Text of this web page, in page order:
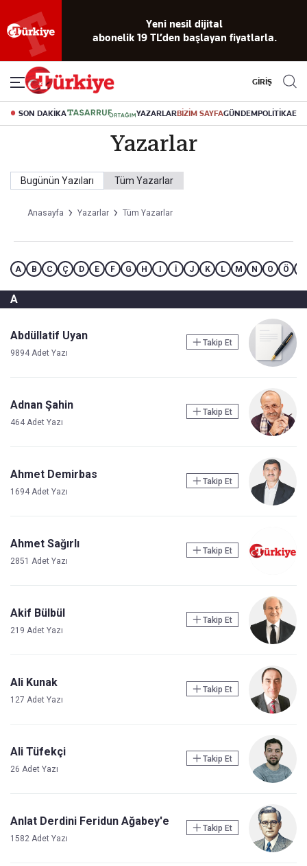
Yeni nesil dijital
abonelik 19 TL’den başlayan fiyatlarla.
GİRİŞ
SON DAKİKA YAZARLARBİZİM SAYFAGÜNDEMPOLİTİKA
Yazarlar
Bugünün Yazıları Tüm Yazarlar
Anasayfa Yazarlar Tüm Yazarlar
A B C Ç D E F G H I İ J K L M N O Ö
A
Abdüllatif Uyan
9894 Adet Yazı
Takip Et
Adnan Şahin
464 Adet Yazı
Takip Et
Ahmet Demirbas
1694 Adet Yazı
Takip Et
Ahmet Sağırlı
2851 Adet Yazı
Takip Et
Akif Bülbül
219 Adet Yazı
Takip Et
Ali Kunak
127 Adet Yazı
Takip Et
Ali Tüfekçi
26 Adet Yazı
Takip Et
Anlat Derdini Feridun Ağabey'e
1582 Adet Yazı
Takip Et